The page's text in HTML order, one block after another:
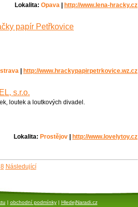
Lokalita: Opava http://www.lena-hracky.cz
papír Petřkovice
http://www.hrackypapirpetrkovice.wz.cz
s.r.o.
loutek a loutkových divadel.
Lokalita: Prostějov http://www.lovelytoy.cz
8 Následující
| obchodní podmínky| HledejNaradi.cz